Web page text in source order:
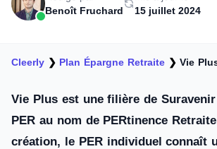
Benoît Fruchard
15 juillet 2024
Cleerly ❯ Plan Épargne Retraite❯Vie
Vie Plus est une filière de
PER au nom de PERtinence
création, le PER individuel connaît